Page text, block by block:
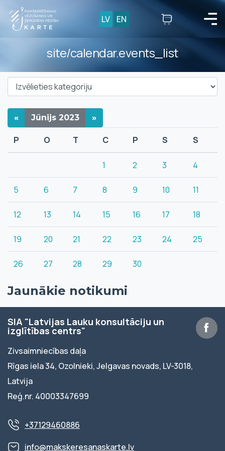
LV EN
site/calendar.events_list
« Jūnijs 2023 »
P O T C P S S
1 2 3 4
5 6 7 8 9 10 11
12 13 14 15 16 17 18
19 20 21 22 23 24 25
26 27 28 29 30
Jaunākie notikumi
SIA "Latvijas Lauku konsultāciju un
izglītības centrs"
Zivsaimniecības daļa
Rīgas iela 34, Ozolnieki, Jelgavas novads, LV-3018,
Latvija
Reģ.nr. 40003347699
+37129460886
info@makskeresanaskarte.lv